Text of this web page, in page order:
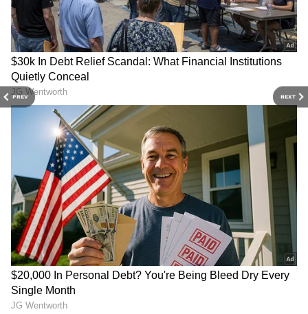
PREV NEXT